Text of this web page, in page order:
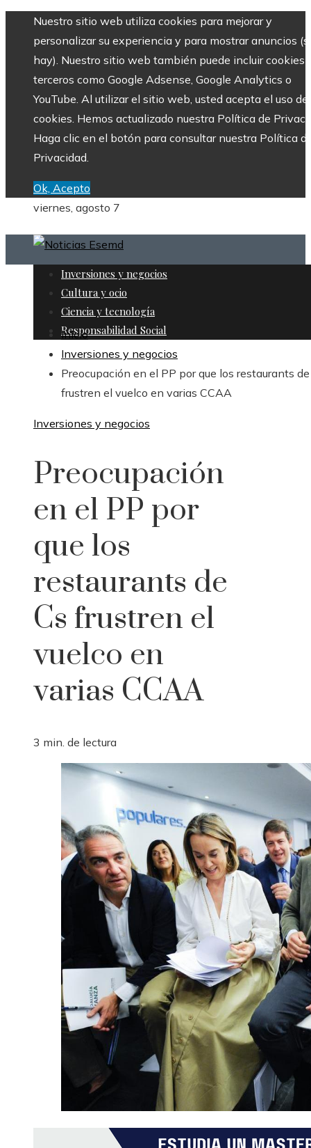
Nuestro sitio web utiliza cookies para mejorar y
personalizar su experiencia y para mostrar anuncios
hay). Nuestro sitio web también puede incluir cookies
terceros como Google Adsense, Google Analytics o
YouTube. Al utilizar el sitio web, usted acepta el uso de
cookies. Hemos actualizado nuestra Política de
Haga clic en el botón para consultar nuestra Política
Privacidad.
Ok, Acepto
viernes, agosto 7
Inversiones y negocios
Cultura y ocio
Ciencia y tecnología
Responsabilidad Social
Inicio
Inversiones y negocios
Preocupación en el PP por que los restaurants
frustren el vuelco en varias CCAA
Inversiones y negocios
Preocupación
en el PP por
que los
restaurants de
Cs frustren el
vuelco en
varias CCAA
3 min. de lectura